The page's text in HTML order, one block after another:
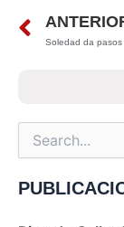
Prev
Search
for: